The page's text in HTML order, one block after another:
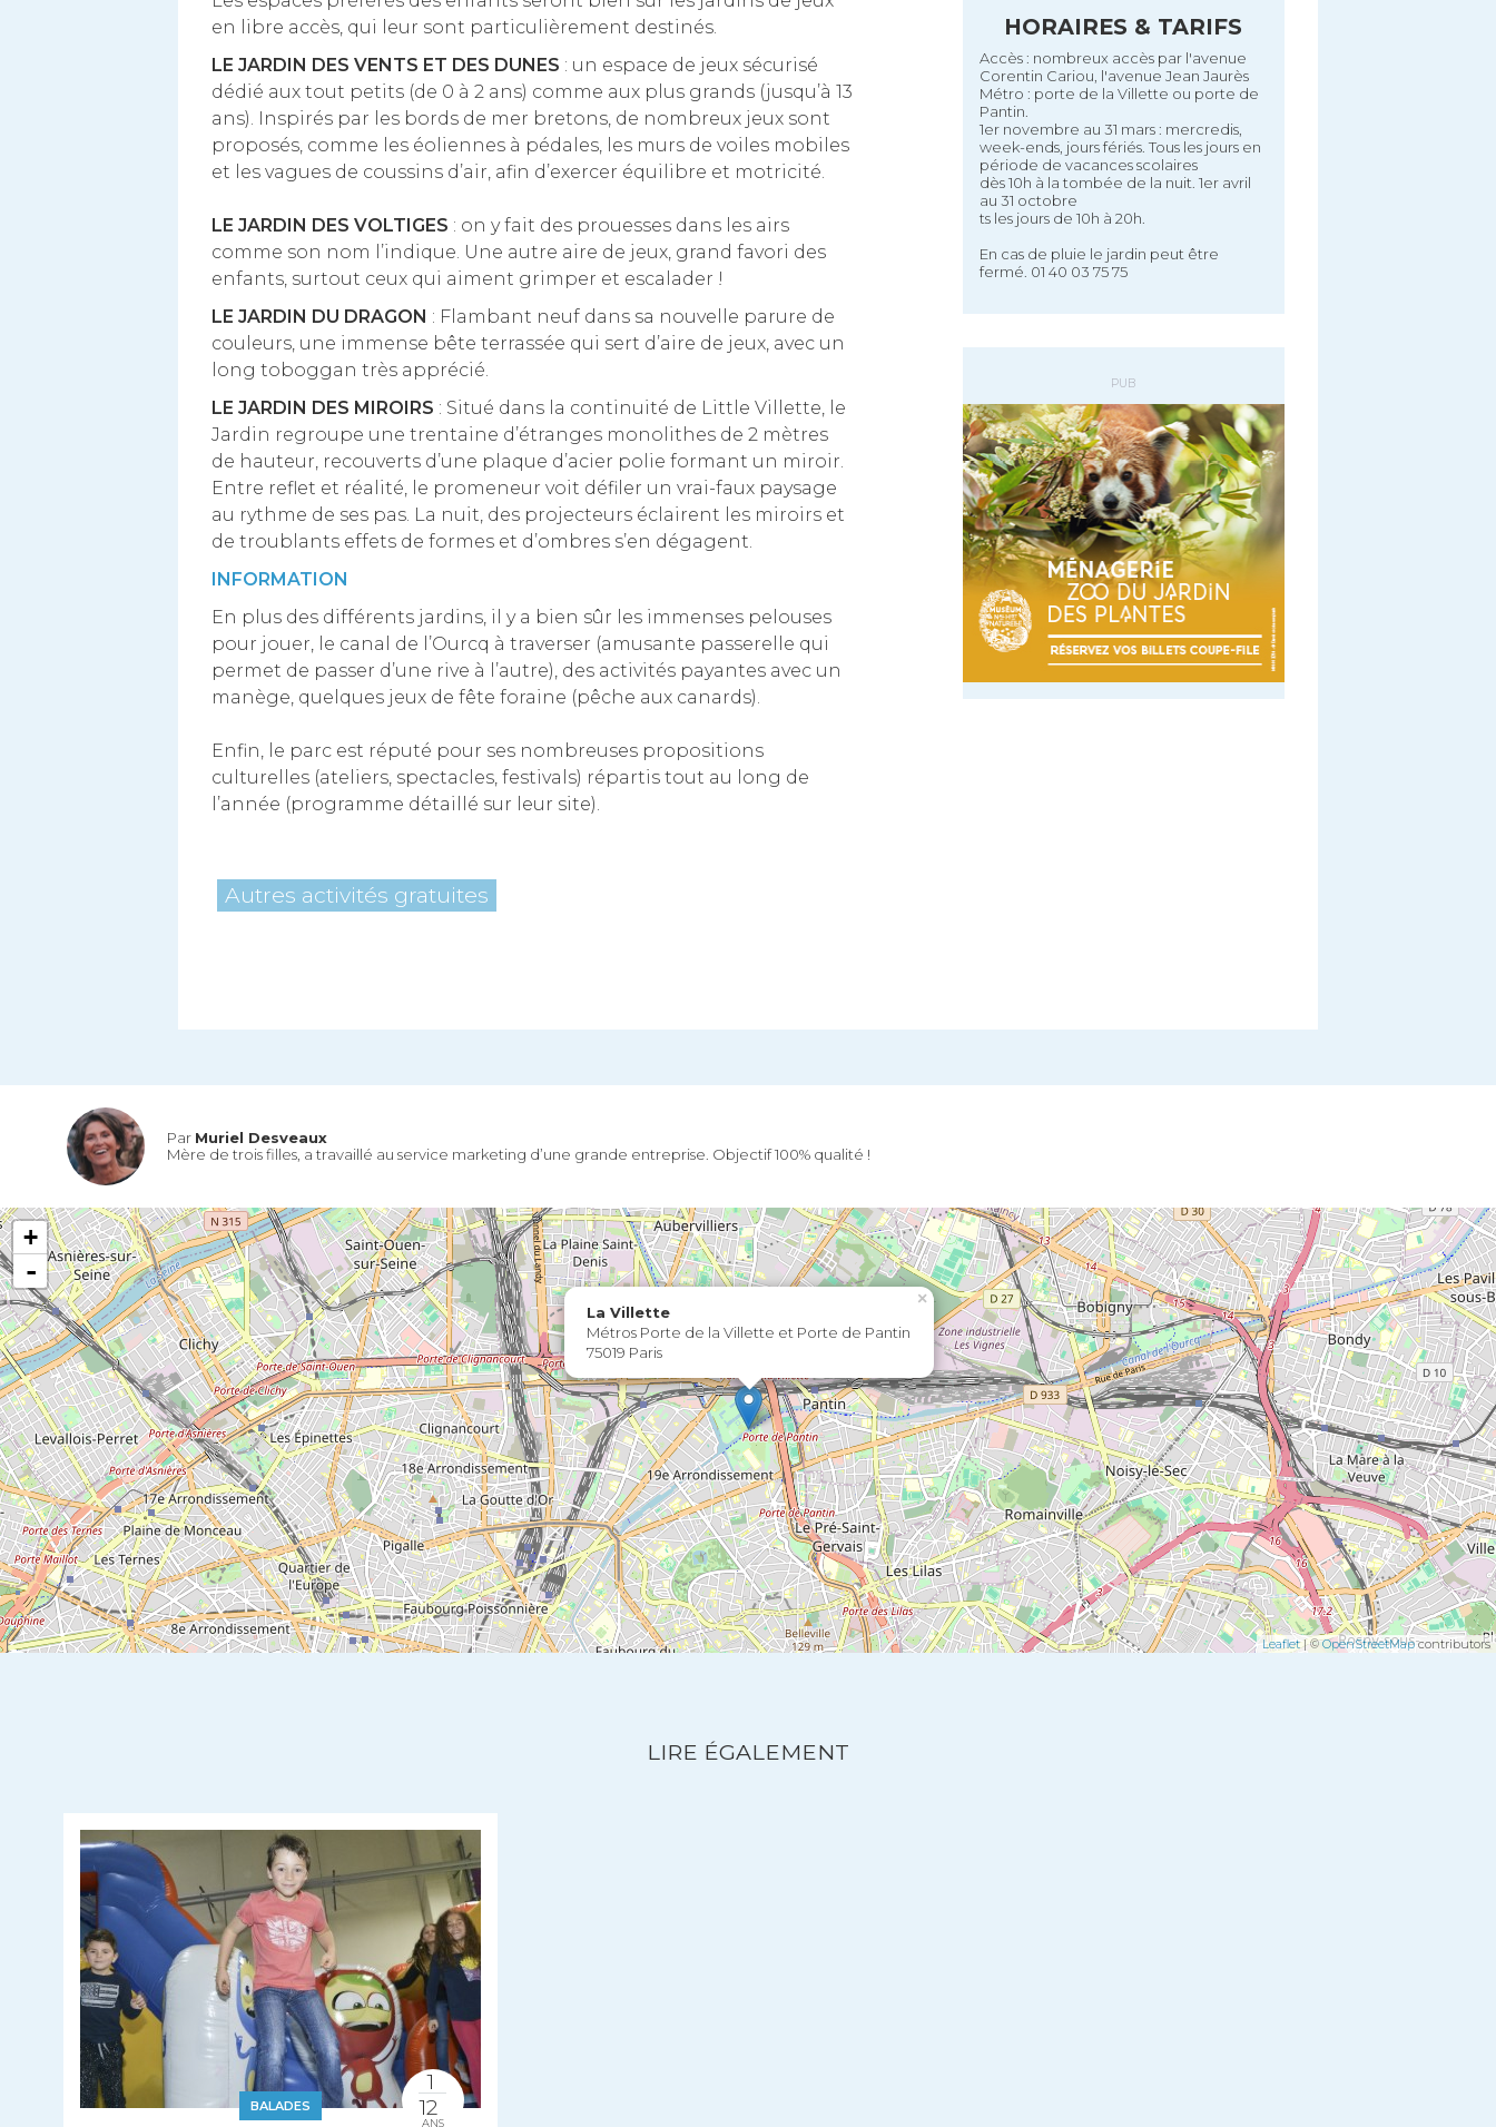
en libre accès, qui leur sont particulièrement destinés.
LE JARDIN DES VENTS ET DES DUNES : un espace de jeux sécurisé
dédié aux tout petits (de 0 à 2 ans) comme aux plus grands (jusqu’à 13
ans). Inspirés par les bords de mer bretons, de nombreux jeux sont
proposés, comme les éoliennes à pédales, les murs de voiles mobiles
et les vagues de coussins d’air, afin d’exercer équilibre et motricité.
LE JARDIN DES VOLTIGES : on y fait des prouesses dans les airs
comme son nom l’indique. Une autre aire de jeux, grand favori des
enfants, surtout ceux qui aiment grimper et escalader !
LE JARDIN DU DRAGON : Flambant neuf dans sa nouvelle parure de
couleurs, une immense bête terrassée qui sert d’aire de jeux, avec un
long toboggan très apprécié.
LE JARDIN DES MIROIRS : Situé dans la continuité de Little Villette, le
Jardin regroupe une trentaine d’étranges monolithes de 2 mètres
de hauteur, recouverts d’une plaque d’acier polie formant un miroir.
Entre reflet et réalité, le promeneur voit défiler un vrai-faux paysage
au rythme de ses pas. La nuit, des projecteurs éclairent les miroirs et
de troublants effets de formes et d’ombres s’en dégagent.
INFORMATION
En plus des différents jardins, il y a bien sûr les immenses pelouses
pour jouer, le canal de l’Ourcq à traverser (amusante passerelle qui
permet de passer d’une rive à l’autre), des activités payantes avec un
manège, quelques jeux de fête foraine (pêche aux canards).
Enfin, le parc est réputé pour ses nombreuses propositions
culturelles (ateliers, spectacles, festivals) répartis tout au long de
l’année (programme détaillé sur leur site).
Autres activités gratuites
HORAIRES & TARIFS
Accès : nombreux accès par l'avenue
Corentin Cariou, l'avenue Jean Jaurès
Métro : porte de la Villette ou porte de
Pantin.
1er novembre au 31 mars : mercredis,
week-ends, jours fériés. Tous les jours en
période de vacances scolaires
dès 10h à la tombée de la nuit. 1er avril
au 31 octobre
ts les jours de 10h à 20h.
En cas de pluie le jardin peut être
fermé. 01 40 03 75 75
PUB
Par Muriel Desveaux
Mère de trois filles, a travaillé au service marketing d’une grande entreprise. Objectif 100% qualité !
×
La Villette
Métros Porte de la Villette et Porte de Pantin
75019 Paris
+
-
Leaflet| ©OpenStreetMapcontributors
LIRE ÉGALEMENT
BALADES
1
12
ANS